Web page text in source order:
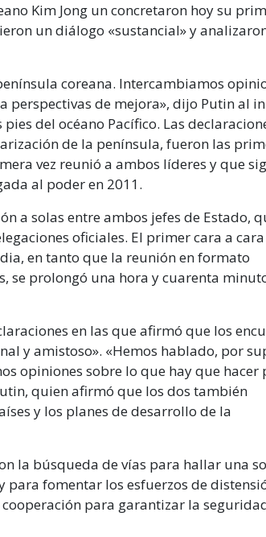
Kim Jong un concretaron hoy su
un diálogo «sustancial» y
coreana. Intercambiamos
perspectivas de mejora», dijo Putin al
del océano Pacífico. Las
de la península, fueron las
vez reunió a ambos líderes y que
al poder en 2011.
a solas entre ambos jefes de Estado,
oficiales. El primer cara a
en tanto que la reunión en formato
se prolongó una hora y cuarenta
en las que afirmó que los
y amistoso». «Hemos hablado, por
opiniones sobre lo que hay que hacer
quien afirmó que los dos también
y los planes de desarrollo de la
la búsqueda de vías para hallar una
fomentar los esfuerzos de
para garantizar la